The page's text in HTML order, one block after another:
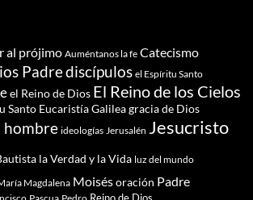
al prójimo Auméntanos la fe Catecismo
Padrediscípulos el Espíritu Santo
el Reino de Dios El Reino de los Cielos
Santo EucaristíaGalileagracia de Dios
hombre ideologías Jerusalén Jesucristo
la Verdad y la Vida luz del mundo
Magdalena Moisésoración Padre